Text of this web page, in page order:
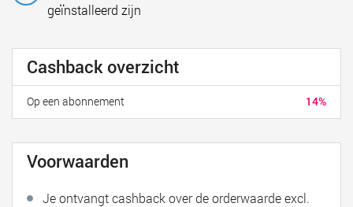
geïnstalleerd zijn
Cashback overzicht
14%
Op een abonnement
Voorwaarden
Je ontvangt cashback over de orderwaarde excl.